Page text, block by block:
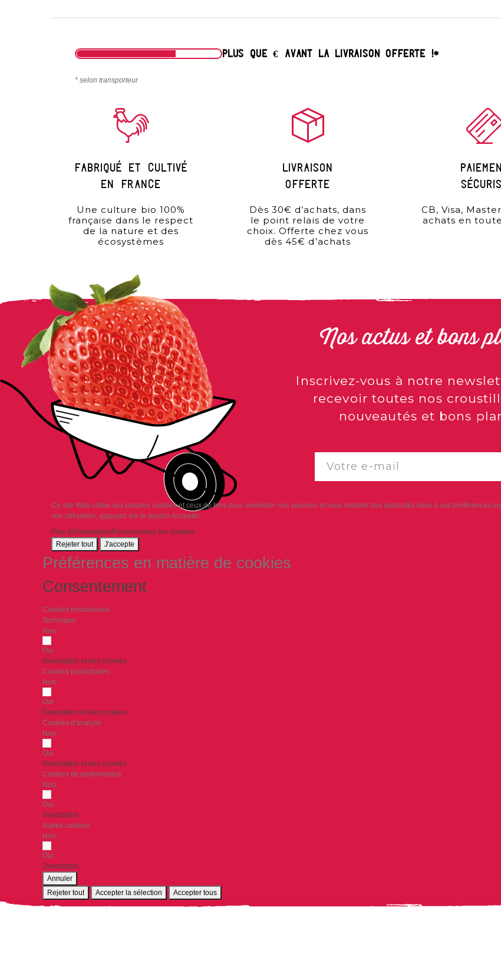
PLUS QUE€ AVANT LA LIVRAISON OFFERTE !*
* selon transporteur
Fabriqué et cultivé
en france
Une culture bio 100%
française dans le respect
de la nature et des
écosystèmes
Livraison
offerte
Dès 30€ d’achats, dans
le point relais de votre
choix. Offerte chez vous
dès 45€ d’achats
CB, Visa,
achats en
Nos actus et bons
Inscrivez-vous à notre
recevoir toutes nos
nouveautés et bons
Ce site Web utilise ses propres cookies et ceux de tiers pour améliorer nos services et vous montrer des publicités liées à vos préférences
son utilisation, appuyez sur le bouton Accepter.
Plus d'informationsPersonnaliser les cookies
Rejeter tout
J'accepte
Préférences en matière de cookies
Consentement
Cookies fonctionnels
Technique
Non
Oui
Description et des cookies
Cookies publicitaires
Non
Oui
Description et des cookies
Cookies d'analyse
Non
Oui
Description et des cookies
Cookies de performance
Non
Oui
Description
Autres cookies
Non
Oui
Description
Annuler
Rejeter tout
Accepter la sélection Accepter tous